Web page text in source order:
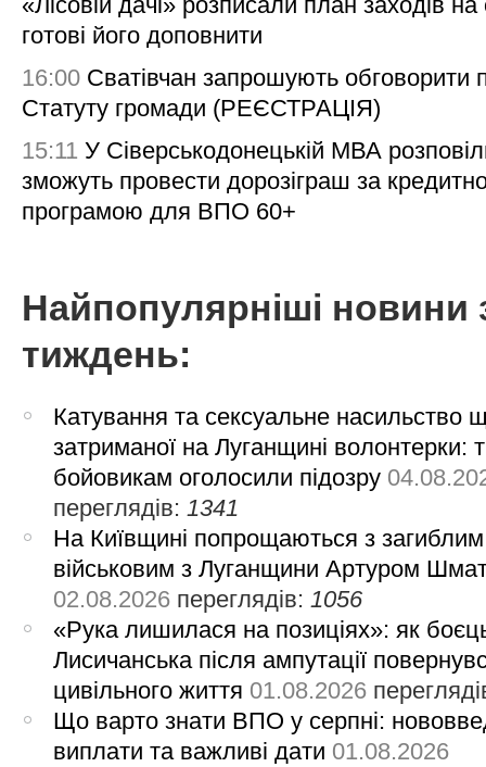
готові його доповнити
16:00 Сватівчан запрошують обговорити
Статуту громади (РЕЄСТРАЦІЯ)
15:11 У Сіверськодонецькій МВА
зможуть провести дорозіграш за
програмою для ВПО 60+
Найпопулярніші новини
тиждень:
Катування та сексуальне насильство
затриманої на Луганщині волонтерки:
бойовикам оголосили підозру
переглядів:1341
На Київщині попрощаються з загиблим
військовим з Луганщини Артуром
02.08.2026 переглядів:1056
«Рука лишилася на позиціях»: як
Лисичанська після ампутації
цивільного життя 01.08.2026
Що варто знати ВПО у серпні:
виплати та важливі дати 01.08.2026